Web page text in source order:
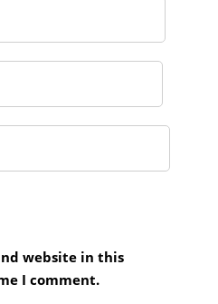
website in this
I comment.